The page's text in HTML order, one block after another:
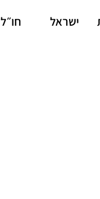
ישראל חו״ל